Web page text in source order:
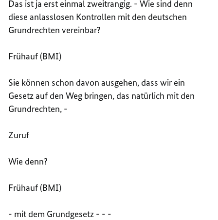
Das ist ja erst einmal zweitrangig. - Wie sind denn
diese anlasslosen Kontrollen mit den deutschen
Grundrechten vereinbar?
Frühauf (BMI)
Sie können schon davon ausgehen, dass wir ein
Gesetz auf den Weg bringen, das natürlich mit den
Grundrechten, -
Zuruf
Wie denn?
Frühauf (BMI)
- mit dem Grundgesetz - - -